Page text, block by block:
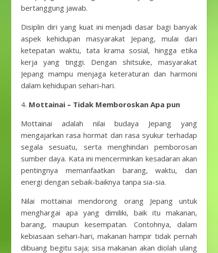
bertanggung jawab.
Disiplin diri yang kuat ini menjadi dasar bagi banyak
aspek kehidupan masyarakat Jepang, mulai dari
ketepatan waktu, tata krama sosial, hingga etika
kerja yang tinggi. Dengan shitsuke, masyarakat
Jepang mampu menjaga keteraturan dan harmoni
dalam kehidupan sehari-hari.
4. Mottainai – Tidak Memboroskan Apa pun
Mottainai adalah nilai budaya Jepang yang
mengajarkan rasa hormat dan rasa syukur terhadap
segala sesuatu, serta menghindari pemborosan
sumber daya. Kata ini mencerminkan kesadaran akan
pentingnya memanfaatkan barang, waktu, dan
energi dengan sebaik-baiknya tanpa sia-sia.
Nilai mottainai mendorong orang Jepang untuk
menghargai apa yang dimiliki, baik itu makanan,
barang, maupun kesempatan. Contohnya, dalam
kebiasaan sehari-hari, makanan hampir tidak pernah
dibuang begitu saja; sisa makanan akan diolah ulang